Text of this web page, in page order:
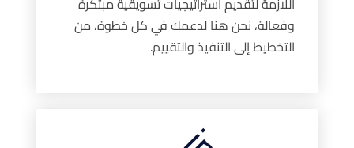
وفعالة، نحن هنا لدعمك في كل خطوة، من
التخطيط إلى التنفيذ والتقييم.